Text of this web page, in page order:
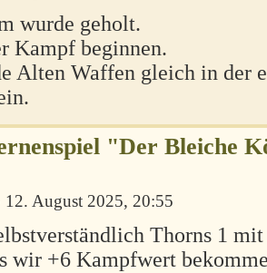
wurde geholt.
Kampf beginnen.
Alten Waffen gleich in der
"Der Bleiche
12. August 2025, 20:55
Thorns 1
wir +6 Kampfwert